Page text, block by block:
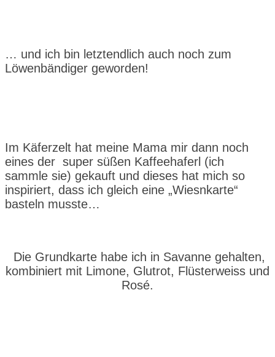
… und ich bin letztendlich auch noch zum
Löwenbändiger geworden!
Im Käferzelt hat meine Mama mir dann noch
eines der super süßen Kaffeehaferl (ich
sammle sie) gekauft und dieses hat mich so
inspiriert, dass ich gleich eine „Wiesnkarte“
basteln musste…
Die Grundkarte habe ich in Savanne gehalten,
kombiniert mit Limone, Glutrot, Flüsterweiss und
Rosé.